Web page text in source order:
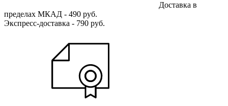
Доставка в
пределах МКАД - 490 руб.
Экспресс-доставка - 790 руб.